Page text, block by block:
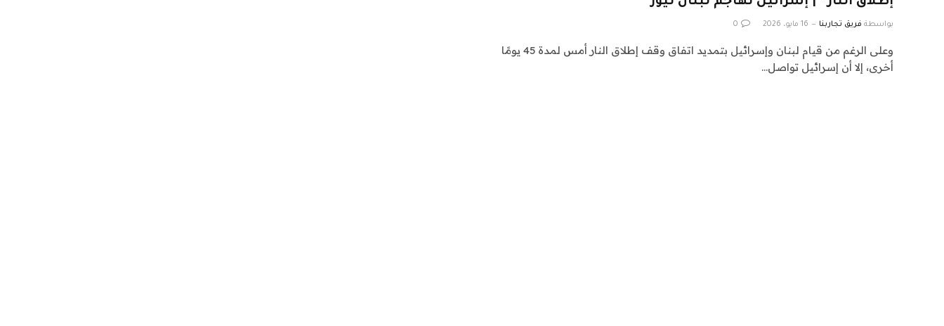
بواسطة فريق تجاربنا 16 مايو، 2026 0
وعلى الرغم من قيام لبنان وإسرائيل بتمديد اتفاق وقف إطلاق النار أمس لمدة 45 يومًا
أخرى، إلا أن إسرائيل تواصل…